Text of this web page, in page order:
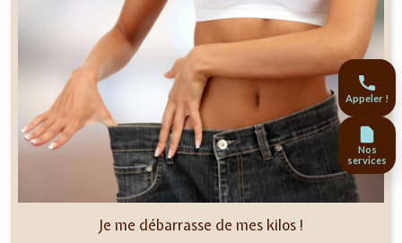
Je me débarrasse de mes kilos !
Appeler !
Nos
services